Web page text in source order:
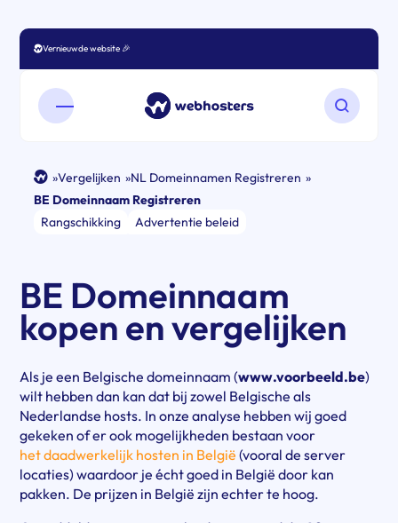
Vernieuwde website 🎉
Vergelijk 200+ Hosters
Open mobiel menu Zoeken
»Vergelijken »NL Domeinnamen Registreren »
BE Domeinnaam Registreren
Rangschikking
Advertentie beleid
BE Domeinnaam
kopen en vergelijken
Als je een Belgische domeinnaam (www.voorbeeld.be)
wilt hebben dan kan dat bij zowel Belgische als
Nederlandse hosts. In onze analyse hebben wij goed
gekeken of er ook mogelijkheden bestaan voor
het daadwerkelijk hosten in België (vooral de server
locaties) waardoor je écht goed in België door kan
pakken. De prijzen in België zijn echter te hoog.